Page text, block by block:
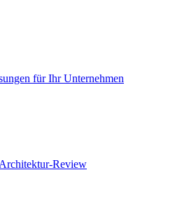
für Ihr Unternehmen
Review